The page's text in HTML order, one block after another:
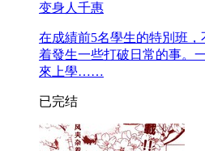
变身人千惠
在成績前5名學生的特別班
着發生一些打破日常的事。
來上學……
已完结